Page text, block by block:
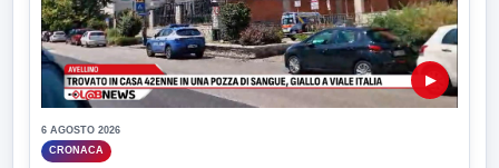
▶
6 AGOSTO 2026
CRONACA